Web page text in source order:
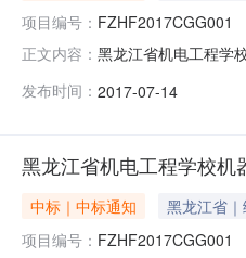
项目编号： FZHF2017CGG001
正文内容： 黑龙江省机电工程学
姝、张志千、孙然、
发布时间： 2017-07-14
黑龙江省机电工程学校机
中标｜中标通知 黑龙江省
项目编号： FZHF2017CGG001